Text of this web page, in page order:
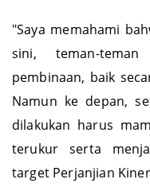
"Saya memahami
sini, teman-
pembinaan, baik
Namun ke depan,
dilakukan harus
terukur serta
target Perjanjian